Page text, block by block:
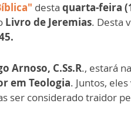
desta quarta-feira
Livro de Jeremias. Desta
Arnoso, C.Ss.R., estará
em Teologia. Juntos,
ser considerado traidor